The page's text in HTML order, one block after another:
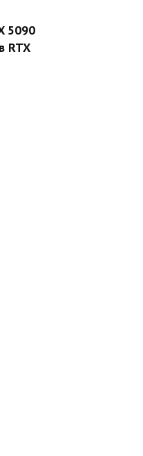
5090
RTX